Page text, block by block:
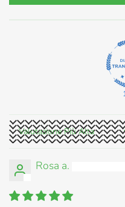
Sort by
Rosa a.